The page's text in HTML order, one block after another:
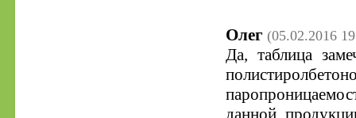
Олег (05.02.2016
Да, таблица
данной